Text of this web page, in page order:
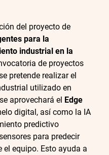
del proyecto de
para la
industrial en la
de proyectos
pretende realizar el
utilizado en
aprovechará el Edge
digital, así como la IA
predictivo
para predecir
equipo. Esto ayuda a